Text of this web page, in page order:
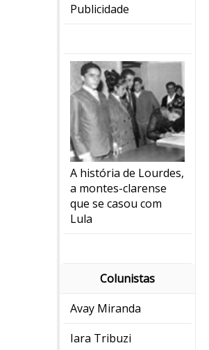
Publicidade
A história de Lourdes,
a montes-clarense
que se casou com
Lula
Colunistas
Avay Miranda
Iara Tribuzi